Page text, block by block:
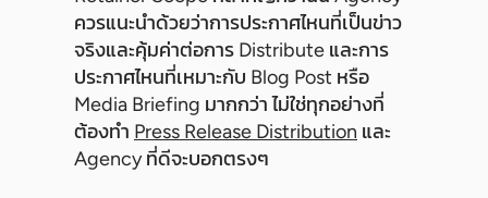
ควรแนะนำด้วยว่าการประกาศไหนที่เป็นข่าว
จริงและคุ้มค่าต่อการ Distribute และการ
ประกาศไหนที่เหมาะกับ Blog Post หรือ
Media Briefing มากกว่า ไม่ใช่ทุกอย่างที่
ต้องทำ Press Release Distribution และ
Agency ที่ดีจะบอกตรงๆ